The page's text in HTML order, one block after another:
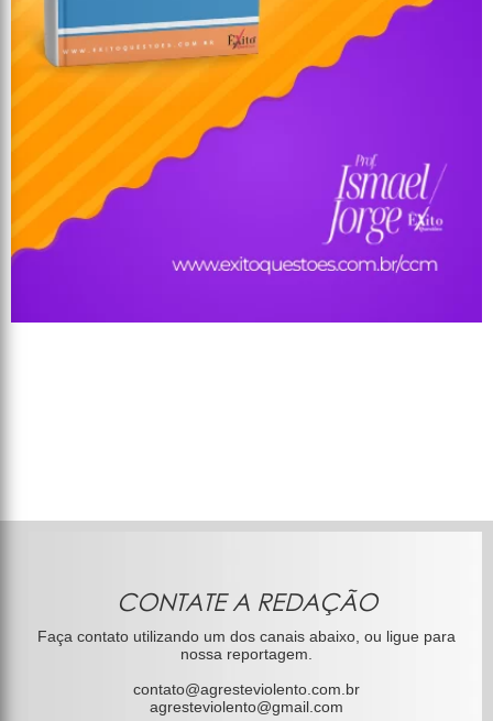
CONTATE A REDAÇÃO
Faça contato utilizando um dos canais abaixo, ou ligue para
nossa reportagem.
contato@agresteviolento.com.br
agresteviolento@gmail.com